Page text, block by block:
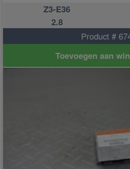
Z3-E36
2.8
Product #
Toevoegen aan